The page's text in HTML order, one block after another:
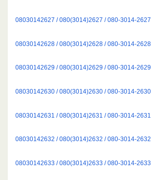
08030142627 / 080(3014)2627 / 080-3014-2627
08030142628 / 080(3014)2628 / 080-3014-2628
08030142629 / 080(3014)2629 / 080-3014-2629
08030142630 / 080(3014)2630 / 080-3014-2630
08030142631 / 080(3014)2631 / 080-3014-2631
08030142632 / 080(3014)2632 / 080-3014-2632
08030142633 / 080(3014)2633 / 080-3014-2633